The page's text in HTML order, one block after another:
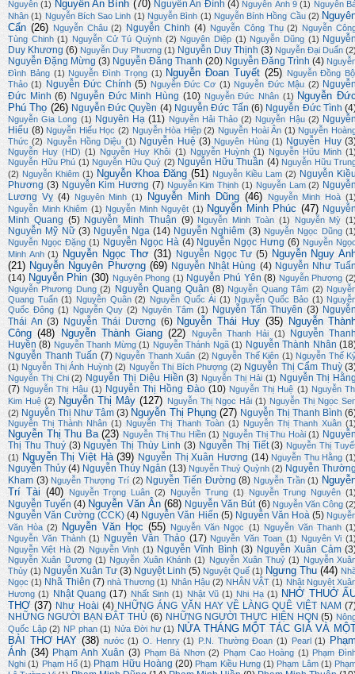
Nguyễn (1) Nguyễn An Bình (70) Nguyễn An Đình (4) Nguyễn Ánh 9 (1) Nguyễn
Nhân (1) Nguyễn Bích Sao Linh (1) Nguyễn Bình (1) Nguyễn Bính Hồng Cầu (2)
Cẩn (26) Nguyễn Châu (2) Nguyễn Chinh (4) Nguyễn Công Thụ (2) Nguyễn
Tùng Chinh (1) Nguyễn Cử Tú Quỳnh (2) Nguyên Diệp (1) Nguyễn Dũng (1)
Duy Khương (6) Nguyễn Duy Phương (1) Nguyễn Duy Thịnh (3) Nguyễn Đại Duẩn
Nguyễn Đặng Mừng (3) Nguyễn Đăng Thanh (20) Nguyễn Đăng Trình (4)
Đình Bảng (1) Nguyễn Đình Trọng (1) Nguyễn Đoan Tuyết (25)
Nguyễn Đồng
Thảo (1) Nguyễn Đức Chính (5) Nguyễn Đức Cơ (1) Nguyễn Đức Mậu (2)
Đức Minh (6) Nguyễn Đức Minh Hùng (10) Nguyễn Đức Nhân (1) Nguyễn
Phú Thọ (26) Nguyễn Đức Quyền (4) Nguyễn Đức Tấn (6) Nguyễn Đức Tình
Nguyễn Gia Long (1) Nguyên Hạ (11) Nguyễn Hải Thảo (2) Nguyễn Hậu (2)
Hiếu (8) Nguyễn Hiếu Học (2) Nguyễn Hòa Hiệp (2) Nguyễn Hoài Ân (1) Nguyễn
Thức (2) Nguyễn Hồng Diệu (1) Nguyễn Huệ (3) Nguyên Hùng (1) Nguyễn Huy
Nguyễn Huy (HD) (1) Nguyễn Huy Khôi (1) Nguyễn Huỳnh (1) Nguyễn Hữu Minh
Nguyễn Hữu Phú (1) Nguyễn Hữu Quý (2) Nguyễn Hữu Thuần (4) Nguyễn Hữu
(2) Nguyễn Khiêm (1) Nguyễn Khoa Đăng (51) Nguyễn Kiều Lam (2) Nguyễn
Phương (3) Nguyễn Kim Hương (7) Nguyễn Kim Thịnh (1) Nguyễn Lam (2)
Lương Vỵ (4) Nguyên Minh (1) Nguyễn Minh Dũng (46) Nguyễn Minh Hoà
Nguyễn Minh Khiêm (1) Nguyễn Minh Nguyệt (1) Nguyễn Minh Phúc (47)
Minh Quang (5) Nguyễn Minh Thuận (9) Nguyễn Minh Toàn (1) Nguyễn Mỳ
Nguyễn Mỹ Nữ (3) Nguyễn Nga (14) Nguyễn Nghiêm (3) Nguyễn Ngọc Dũng
Nguyễn Ngọc Đặng (1) Nguyễn Ngọc Hà (4) Nguyễn Ngọc Hưng (6) Nguyễn
Minh Anh (1) Nguyễn Ngọc Thơ (31) Nguyễn Ngọc Tư (5) Nguyễn Nguy
(21) Nguyễn Nguyên Phượng (69) Nguyễn Nhật Hùng (4) Nguyễn Như
(14) Nguyễn Phin (30) Nguyên Phong (1) Nguyễn Phú Yên (8) Nguyễn Phượng
Nguyễn Phương Dung (2) Nguyễn Quang Quân (8) Nguyễn Quang Tâm (2)
Quang Tuấn (1) Nguyễn Quân (2) Nguyễn Quốc Ái (1) Nguyễn Quốc Bảo (1)
Quốc Đông (1) Nguyễn Quy (2) Nguyên Tâm (1) Nguyễn Tấn Thuyên (3)
Thái An (3) Nguyễn Thái Dương (6) Nguyễn Thái Huy (35)
Nguyễn
Công (48) Nguyễn Thành Giang (22) Nguyễn Thanh Hải (1)
Nguyễn
Huyền (8) Nguyễn Thanh Mừng (1) Nguyễn Thánh Ngã (1) Nguyễn Thành Nhân
Nguyễn Thanh Tuấn (7) Nguyễn Thanh Xuân (2) Nguyễn Thế Kiên (1) Nguyễn Thế
(1) Nguyễn Thị Ánh Huỳnh (2) Nguyễn Thị Bích Phượng (2) Nguyễn Thị Cẩm Thuỳ
Nguyễn Thị Chi (2) Nguyễn Thị Diệu Hiền (3) Nguyễn Thị Hải (1) Nguyễn Thị
(7) Nguyễn Thị Hậu (1) Nguyễn Thị Hồng Đào (10) Nguyễn Thị Huệ (1) Nguyễn
Kim Huệ (2) Nguyễn Thị Mây (127) Nguyễn Thị Ngọc Hải (1) Nguyễn Thị Ngọc
(2) Nguyễn Thị Như Tâm (3) Nguyễn Thị Phụng (27) Nguyễn Thị Thanh Bình
Nguyễn Thị Thành Nhân (1) Nguyễn Thị Thanh Toàn (1) Nguyễn Thị Thanh Xuân
Nguyễn Thị Thu Ba (23) Nguyễn Thị Thu Hiền (1) Nguyễn Thị Thu Hoài (1)
Thị Thu Thuý (3) Nguyễn Thị Thùy Linh (3) Nguyễn Thị Tiết (3) Nguyễn Thị
(1) Nguyễn Thị Việt Hà (39) Nguyễn Thị Xuân Hương (14) Nguyễn Thu Hằng
Nguyễn Thủy (4) Nguyễn Thúy Ngân (13) Nguyễn Thuý Quỳnh (2) Nguyễn
Kham (3) Nguyễn Thượng Trí (2) Nguyễn Tiến Đường (8) Nguyễn Trần (1)
Trí Tài (40) Nguyễn Trọng Luân (2) Nguyễn Trung (1) Nguyễn Trung Nguyên
Nguyễn Tuyển (4) Nguyễn Văn Ân (68) Nguyễn Văn Bút (6) Nguyễn Văn Công
Nguyễn Văn Cường (CCK) (4) Nguyễn Văn Hiến (5) Nguyễn Văn Hoà (5)
Văn Hòa (2) Nguyễn Văn Học (55) Nguyễn Văn Ngọc (1) Nguyễn Văn Thanh
Nguyễn Văn Thành (1) Nguyễn Văn Thảo (17) Nguyễn Văn Toan (1) Nguyên Vi
Nguyễn Việt Hà (2) Nguyễn Vinh (1) Nguyễn Vĩnh Bình (3) Nguyễn Xuân Cảm
Nguyễn Xuân Dương (1) Nguyễn Xuân Khánh (1) Nguyễn Xuân Thuỷ (1) Nguyễn
Thủy (1) Nguyễn Xuân Tư (3) Nguyệt Linh (5) Nguyệt Quế (1) Ngưng Thu (44)
Ngọc (1) Nhã Thiên (7) nhà Thương (1) Nhân Hậu (2) NHÂN VẬT (1) Nhật Nguyệt
Hương (1) Nhật Quang (17) Nhất Sinh (1) Nhật Vũ (1) Nhi Hạ (1) NHỚ THUỞ
THƠ (37) Như Hoài (4) NHỮNG ÁNG VĂN HAY VỀ LÀNG QUÊ VIỆT NAM
NHỮNG NGƯỜI BẠN ĐÂT THỦ (6) NHỮNG NGƯỜI THỰC HIỆN HQN (5)
Quốc Lập (2) NP phan (1) Nửa Đời hư (1) NỬA THÁNG MỘT TÁC GIẢ VÀ
BÀI THƠ HAY (38) nước (1) O. Henry (1) P.N. Thường Đoan (1) Pearl (1)
Ánh (34) Phạm Anh Xuân (3) Phạm Bá Nhơn (2) Phạm Cao Hoàng (1) Phạm
Nghi (1) Phạm Hổ (1) Phạm Hữu Hoàng (20) Phạm Kiều Hưng (1) Phạm Lâm (1)